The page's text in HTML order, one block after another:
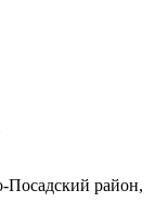
Посадский район,